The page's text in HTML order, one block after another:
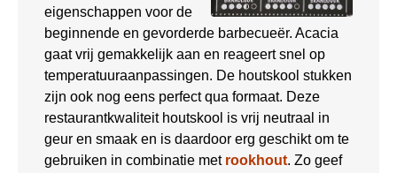
eigenschappen voor de
beginnende en gevorderde barbecueër. Acacia
gaat vrij gemakkelijk aan en reageert snel op
temperatuuraanpassingen. De houtskool stukken
zijn ook nog eens perfect qua formaat. Deze
restaurantkwaliteit houtskool is vrij neutraal in
geur en smaak en is daardoor erg geschikt om te
gebruiken in combinatie met rookhout. Zo geef